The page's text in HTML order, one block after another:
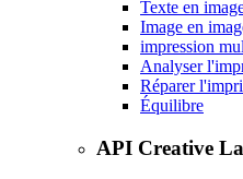
Texte en
Image en
impression
Analyser
Réparer
Équilibre
API Creative